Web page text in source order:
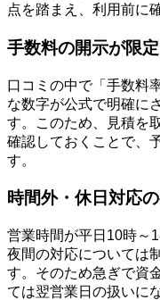
点を踏まえ、利用前に
手数料の開示が限
口コミの中で「手数料
な数字が公式で明確に
す。このため、見積を
確認しておくことで、
す。
時間外・休日対応
営業時間が平日10時～
夜間の対応については
す。そのため急ぎで資
ては翌営業日の扱いに